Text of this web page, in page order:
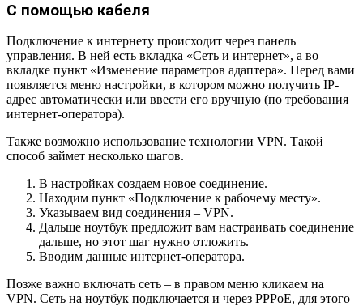
С помощью кабеля
Подключение к интернету происходит через панель
управления. В ней есть вкладка «Сеть и интернет», а во
вкладке пункт «Изменение параметров адаптера». Перед вами
появляется меню настройки, в котором можно получить IP-
адрес автоматически или ввести его вручную (по требования
интернет-оператора).
Также возможно использование технологии VPN. Такой
способ займет несколько шагов.
В настройках создаем новое соединение.
Находим пункт «Подключение к рабочему месту».
Указываем вид соединения – VPN.
Дальше ноутбук предложит вам настраивать соединение
дальше, но этот шаг нужно отложить.
Вводим данные интернет-оператора.
Позже важно включать сеть – в правом меню кликаем на
VPN. Сеть на ноутбук подключается и через PPPoE, для этого